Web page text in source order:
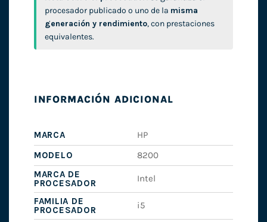
procesador publicado o uno de la misma
generación y rendimiento, con prestaciones
equivalentes.
INFORMACIÓN ADICIONAL
MARCA
HP
MODELO
8200
MARCA DE
PROCESADOR
Intel
FAMILIA DE
PROCESADOR
i5